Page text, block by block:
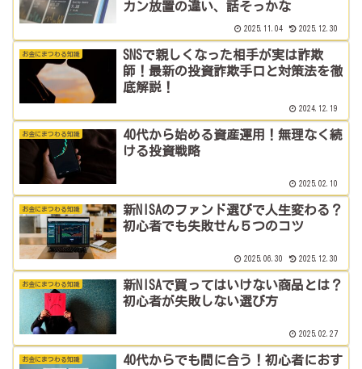
カン放置の違い、話そっかな
2025.11.04 2025.12.30
お金にまつわる知識
SNSで親しくなった相手が実は詐欺
師！最新の投資詐欺手口と対策法を徹
底解説！
2024.12.19
お金にまつわる知識
40代から始める資産運用！無理なく続
ける投資戦略
2025.02.10
お金にまつわる知識
新NISAのファンド選びで人生変わる？
初心者でも失敗せん５つのコツ
2025.06.30 2025.12.30
お金にまつわる知識
新NISAで買ってはいけない商品とは？
初心者が失敗しない選び方
2025.02.27
お金にまつわる知識
40代からでも間に合う！初心者におす